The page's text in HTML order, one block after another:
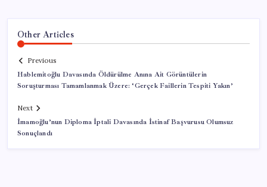
Other Articles
Previous
Hablemitoğlu Davasında Öldürülme Anına Ait Görüntülerin
Soruşturması Tamamlanmak Üzere: ‘Gerçek Faillerin Tespiti Yakın’
Next
İmamoğlu’nun Diploma İptali Davasında İstinaf Başvurusu Olumsuz
Sonuçlandı